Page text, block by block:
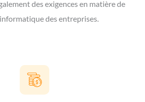
des exigences en matière de
des entreprises.